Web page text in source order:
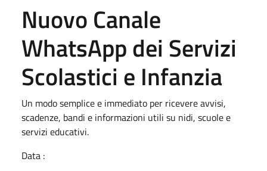
Nuovo Canale
WhatsApp dei Servizi
Scolastici e Infanzia
Un modo semplice e immediato per ricevere avvisi,
scadenze, bandi e informazioni utili su nidi, scuole e
servizi educativi.
Data :